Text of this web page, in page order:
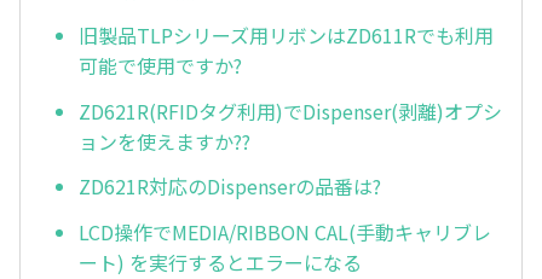
旧製品TLPシリーズ用リボンはZD611Rでも利用
可能で使用ですか?
ZD621R(RFIDタグ利用)でDispenser(剥離)オプシ
ョンを使えますか??
ZD621R対応のDispenserの品番は?
LCD操作でMEDIA/RIBBON CAL(手動キャリブレ
ート) を実行するとエラーになる